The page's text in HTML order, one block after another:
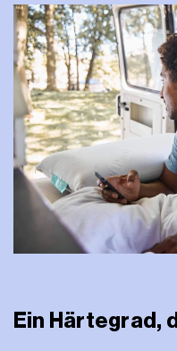
Ein Härtegrad,